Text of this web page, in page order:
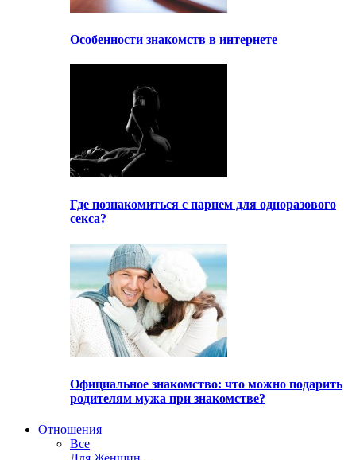
Особенности знакомств в интернете
Где познакомиться с парнем для одноразового
секса?
Официальное знакомство: что можно подарить
родителям мужа при знакомстве?
Отношения
Все